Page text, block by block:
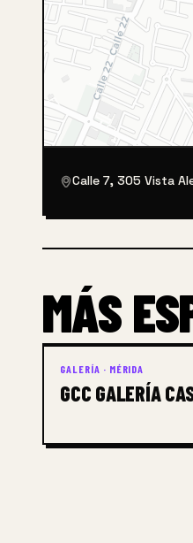
Calle 7, 305 Vista
MÁS
GALERÍA · MÉRIDA
GCC GALERÍA